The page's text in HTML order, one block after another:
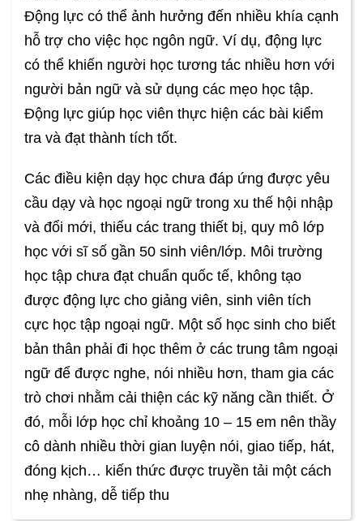
Động lực có thể ảnh hưởng đến nhiều khía cạnh
hỗ trợ cho việc học ngôn ngữ. Ví dụ, động lực
có thể khiến người học tương tác nhiều hơn với
người bản ngữ và sử dụng các mẹo học tập.
Động lực giúp học viên thực hiện các bài kiểm
tra và đạt thành tích tốt.
Các điều kiện dạy học chưa đáp ứng được yêu
cầu dạy và học ngoại ngữ trong xu thế hội nhập
và đổi mới, thiếu các trang thiết bị, quy mô lớp
học với sĩ số gần 50 sinh viên/lớp. Môi trường
học tập chưa đạt chuẩn quốc tế, không tạo
được động lực cho giảng viên, sinh viên tích
cực học tập ngoại ngữ. Một số học sinh cho biết
bản thân phải đi học thêm ở các trung tâm ngoại
ngữ để được nghe, nói nhiều hơn, tham gia các
trò chơi nhằm cải thiện các kỹ năng cần thiết. Ở
đó, mỗi lớp học chỉ khoảng 10 – 15 em nên thầy
cô dành nhiều thời gian luyện nói, giao tiếp, hát,
đóng kịch… kiến thức được truyền tải một cách
nhẹ nhàng, dễ tiếp thu